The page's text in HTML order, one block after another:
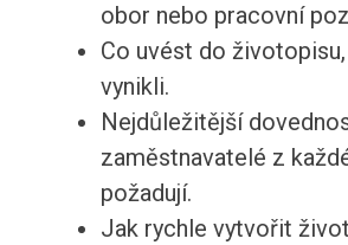
obor nebo pracovní
Co uvést do
vynikli.
Nejdůležitější
zaměstnavatelé z
požadují.
Jak rychle vytvořit